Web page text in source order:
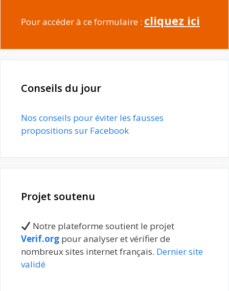
Pour accéder à ce formulaire : cliquez ici
Conseils du jour
Nos conseils pour éviter les fausses
propositions sur Facebook
Projet soutenu
Notre plateforme soutient le projet
Verif.org pour analyser et vérifier de
nombreux sites internet français. Dernier site
validé